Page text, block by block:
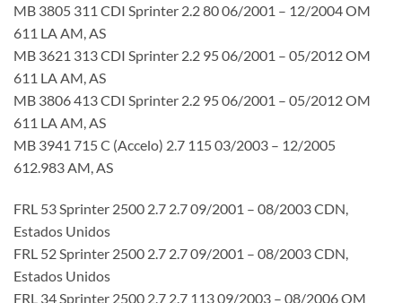
MB 3805 311 CDI Sprinter 2.2 80 06/2001 – 12/2004 OM
611 LA AM, AS
MB 3621 313 CDI Sprinter 2.2 95 06/2001 – 05/2012 OM
611 LA AM, AS
MB 3806 413 CDI Sprinter 2.2 95 06/2001 – 05/2012 OM
611 LA AM, AS
MB 3941 715 C (Accelo) 2.7 115 03/2003 – 12/2005
612.983 AM, AS
FRL 53 Sprinter 2500 2.7 2.7 09/2001 – 08/2003 CDN,
Estados Unidos
FRL 52 Sprinter 2500 2.7 2.7 09/2001 – 08/2003 CDN,
Estados Unidos
FRL 34 Sprinter 2500 2.7 2.7 113 09/2003 – 08/2006 OM